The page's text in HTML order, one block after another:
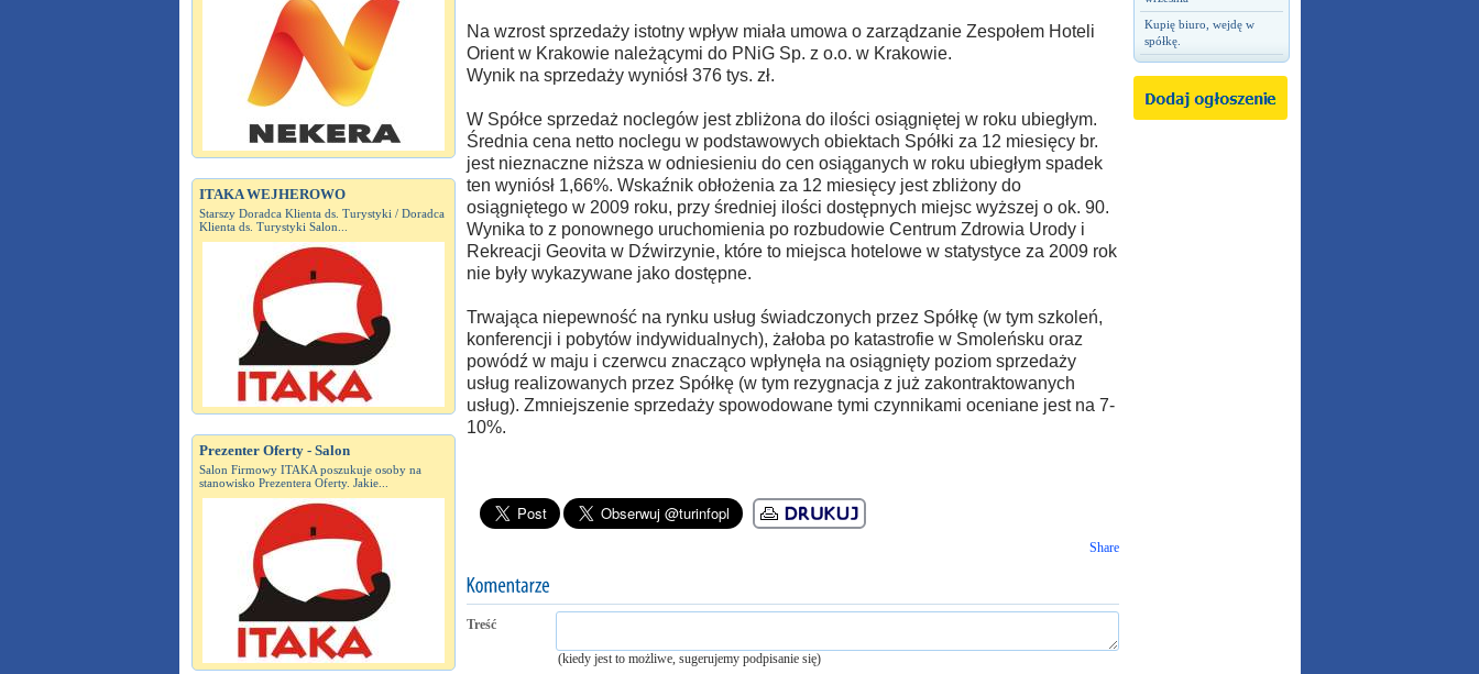
ITAKA WEJHEROWO
Starszy Doradca Klienta ds. Turystyki / Doradca
Klienta ds. Turystyki Salon...
Prezenter Oferty - Salon
Salon Firmowy ITAKA poszukuje osoby na
stanowisko Prezentera Oferty. Jakie...
Kupię biuro, wejdę w
spółkę.
Na wzrost sprzedaży istotny wpływ miała umowa o zarządzanie Zespołem Hoteli
Orient w Krakowie należącymi do PNiG Sp. z o.o. w Krakowie.
Wynik na sprzedaży wyniósł 376 tys. zł.
W Spółce sprzedaż noclegów jest zbliżona do ilości osiągniętej w roku ubiegłym.
Średnia cena netto noclegu w podstawowych obiektach Spółki za 12 miesięcy br.
jest nieznaczne niższa w odniesieniu do cen osiąganych w roku ubiegłym spadek
ten wyniósł 1,66%. Wskaźnik obłożenia za 12 miesięcy jest zbliżony do
osiągniętego w 2009 roku, przy średniej ilości dostępnych miejsc wyższej o ok. 90.
Wynika to z ponownego uruchomienia po rozbudowie Centrum Zdrowia Urody i
Rekreacji Geovita w Dźwirzynie, które to miejsca hotelowe w statystyce za 2009 rok
nie były wykazywane jako dostępne.
Trwająca niepewność na rynku usług świadczonych przez Spółkę (w tym szkoleń,
konferencji i pobytów indywidualnych), żałoba po katastrofie w Smoleńsku oraz
powódź w maju i czerwcu znacząco wpłynęła na osiągnięty poziom sprzedaży
usług realizowanych przez Spółkę (w tym rezygnacja z już zakontraktowanych
usług). Zmniejszenie sprzedaży spowodowane tymi czynnikami oceniane jest na 7-
10%.
Share
Treść
(kiedy jest to możliwe, sugerujemy podpisanie się)